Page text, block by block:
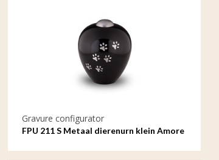
Gravure configurator
FPU 211 S Metaal dierenurn klein Amore